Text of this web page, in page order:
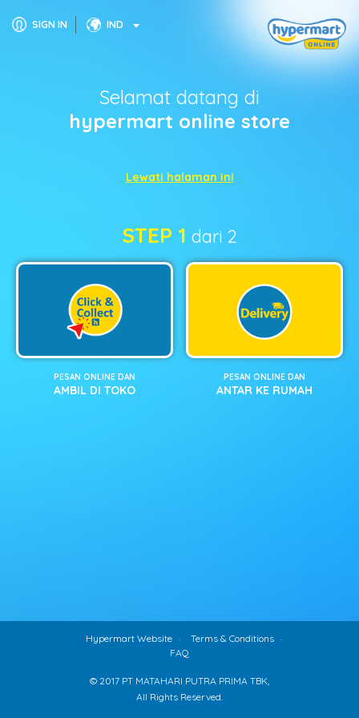
SIGN IN IND
Selamat datang di
hypermart online store
Lewati halaman ini
STEP 1 dari 2
PESAN ONLINE DAN
AMBIL DI TOKO
PESAN ONLINE DAN
ANTAR KE RUMAH
Hypermart Website
Terms & Conditions
FAQ
© 2017 PT MATAHARI PUTRA PRIMA TBK,
All Rights Reserved.